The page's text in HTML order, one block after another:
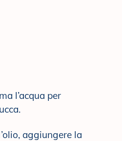
l’acqua per
aggiungere la